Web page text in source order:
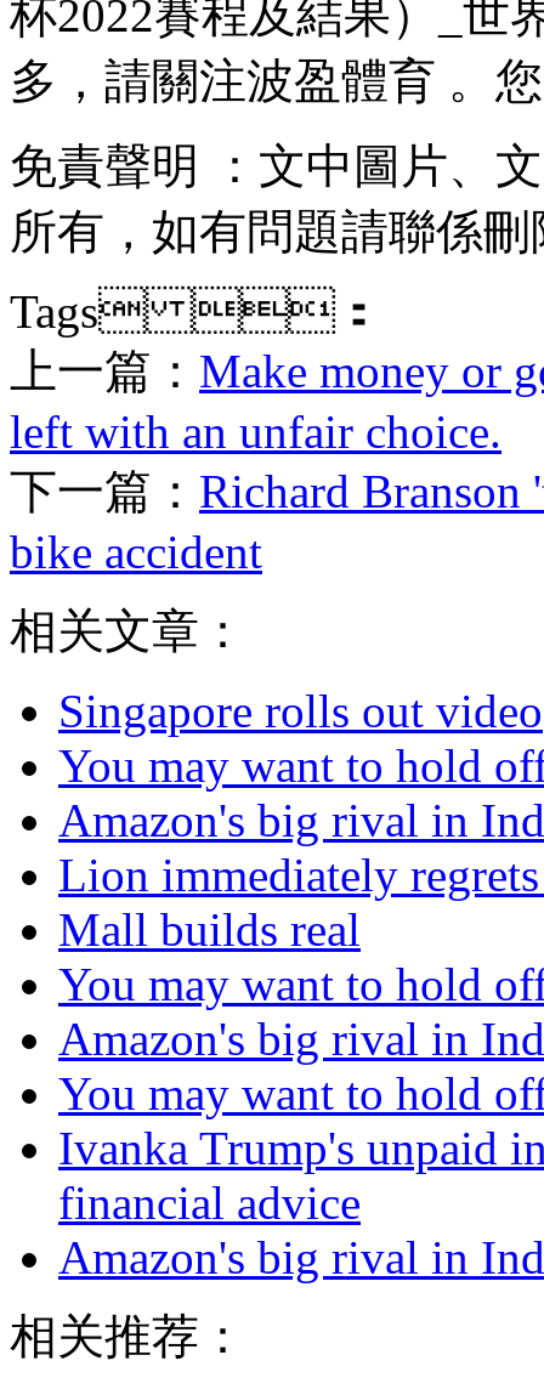
杯2022賽程及結果）_世
多 ，請關注波盈體育 。
免責聲明 ：文中圖片
所有，如有問題請聯係刪除
Tags ：
上一篇： Make money or
left with an unfair choice.
下一篇： Richard Branson
bike accident
相关文章：
Singapore rolls out video
You may want to hold
Amazon's big rival in
Lion immediately
Mall builds real
You may want to hold
Amazon's big rival in
You may want to hold
Ivanka Trump's unpaid
financial advice
Amazon's big rival in
相关推荐：